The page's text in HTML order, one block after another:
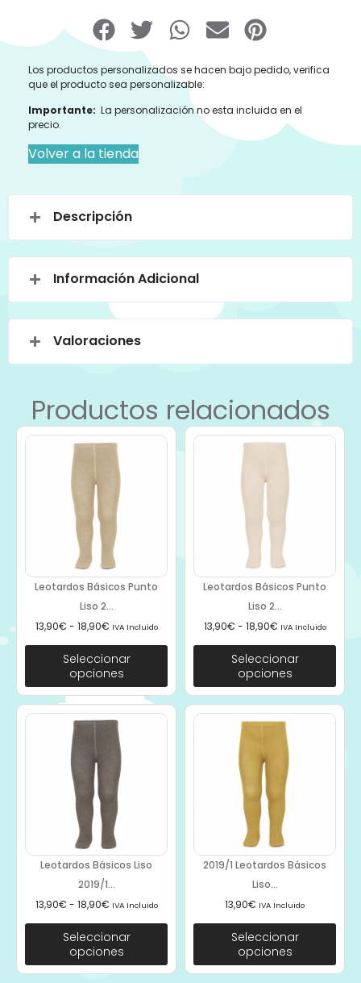
Los productos personalizados se hacen bajo pedido, verifica
que el producto sea personalizable:
Importante: La personalización no esta incluida en el
precio.
Volver a la tienda
Descripción
Información Adicional
Valoraciones
Productos relacionados
Leotardos Básicos Punto
Liso 2...
13,90€ - 18,90€ IVA Incluido
Seleccionar
opciones
Leotardos Básicos Punto
Liso 2...
13,90€ - 18,90€ IVA Incluido
Seleccionar
opciones
Leotardos Básicos Liso
2019/1...
13,90€ - 18,90€ IVA Incluido
Seleccionar
opciones
2019/1 Leotardos Básicos
Liso...
13,90€ IVA Incluido
Seleccionar
opciones